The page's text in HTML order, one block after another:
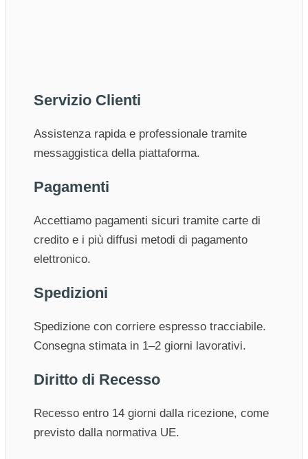
Servizio Clienti
Assistenza rapida e professionale tramite
messaggistica della piattaforma.
Pagamenti
Accettiamo pagamenti sicuri tramite carte di
credito e i più diffusi metodi di pagamento
elettronico.
Spedizioni
Spedizione con corriere espresso tracciabile.
Consegna stimata in 1–2 giorni lavorativi.
Diritto di Recesso
Recesso entro 14 giorni dalla ricezione, come
previsto dalla normativa UE.